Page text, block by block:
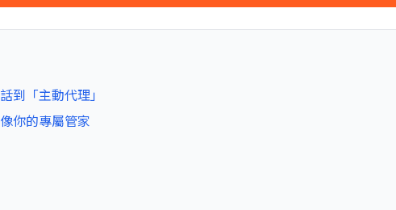
「主動代理」
你的專屬管家